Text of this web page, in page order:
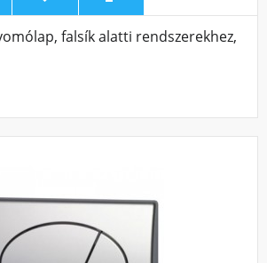
falsík alatti rendszerekhez,